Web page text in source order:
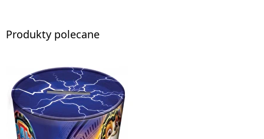
Produkty polecane